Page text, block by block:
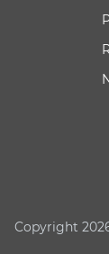
Copyright